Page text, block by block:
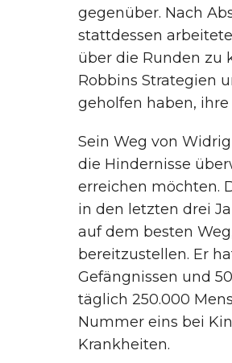
gegenüber. Nach
stattdessen
über die Runden zu
Robbins Strategien
geholfen haben,
Sein Weg von
die Hindernisse
erreichen möchten.
in den letzten drei
auf dem besten
bereitzustellen. Er
Gefängnissen und
täglich 250.000
Nummer eins bei
Krankheiten.